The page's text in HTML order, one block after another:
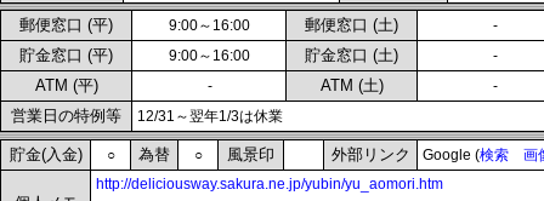
郵便窓口 (平) 9:00～16:00 郵便窓口 (土) -
貯金窓口 (平) 9:00～16:00 貯金窓口 (土) -
ATM (平) - ATM (土) -
営業日の特例等 12/31～翌年1/3は休業
貯金(入金) ○ 為替 ○ 風景印 外部リンク Google (検索 画
http://deliciousway.sakura.ne.jp/yubin/yu_aomori.htm